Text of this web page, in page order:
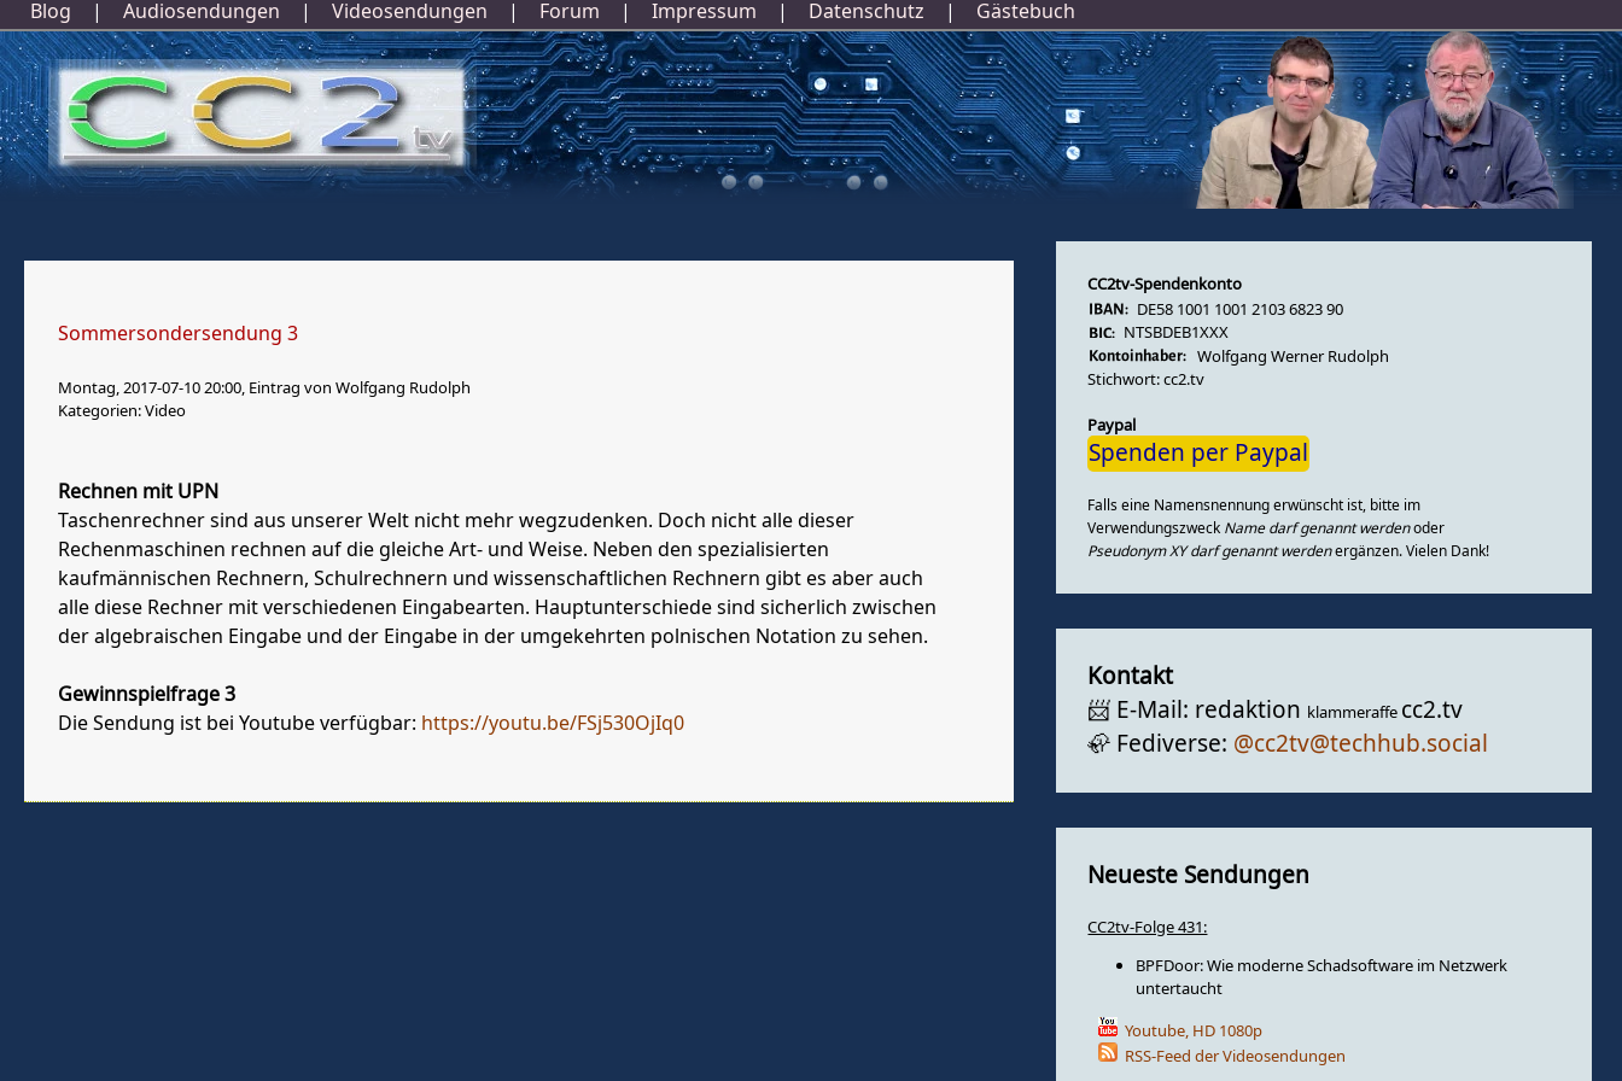
Blog | Audiosendungen | Videosendungen | Forum | Impressum | Datenschutz | Gästebuch
CC2tv-Spendenkonto
DE58 1001 1001 2103 6823 90
NTSBDEB1XXX
Wolfgang Werner Rudolph
Stichwort: cc2.tv
Paypal
Spenden per Paypal
Falls eine Namensnennung erwünscht ist, bitte im
Verwendungszweck Name darf genannt werdenoder
Pseudonym XY darf genannt werdenergänzen. Vielen Dank!
Kontakt
📨️ E-Mail: redaktion klammeraffe cc2.tv
🦣️ Fediverse: @cc2tv@techhub.social
Neueste Sendungen
CC2tv-Folge 431:
BPFDoor: Wie moderne Schadsoftware im Netzwerk
untertaucht
Youtube, HD 1080p
RSS-Feed der Videosendungen
Sommersondersendung 3
Montag, 2017-07-10 20:00, Eintrag von Wolfgang Rudolph
Kategorien: Video
Rechnen mit UPN
Taschenrechner sind aus unserer Welt nicht mehr wegzudenken. Doch nicht alle dieser
Rechenmaschinen rechnen auf die gleiche Art- und Weise. Neben den spezialisierten
kaufmännischen Rechnern, Schulrechnern und wissenschaftlichen Rechnern gibt es aber auch
alle diese Rechner mit verschiedenen Eingabearten. Hauptunterschiede sind sicherlich zwischen
der algebraischen Eingabe und der Eingabe in der umgekehrten polnischen Notation zu sehen.
Gewinnspielfrage 3
Die Sendung ist bei Youtube verfügbar: https://youtu.be/FSj530OjIq0